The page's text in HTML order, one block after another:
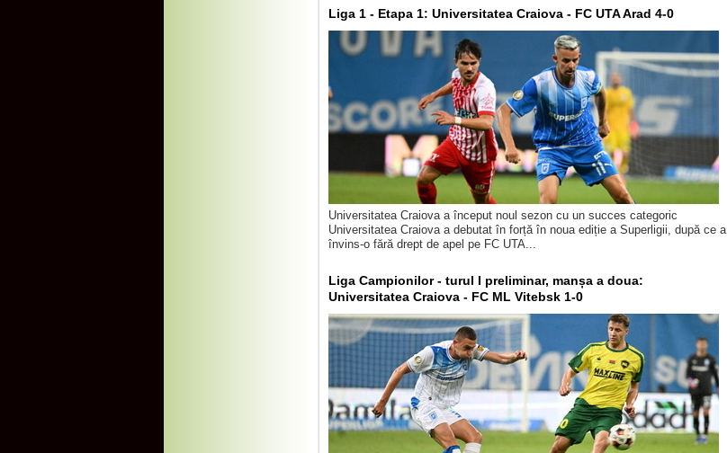
Liga 1 - Etapa 1: Universitatea Craiova - FC UTA Arad 4-0
Universitatea Craiova a început noul sezon cu un succes categoric
Universitatea Craiova a debutat în forță în noua ediție a Superligii, după ce a
învins-o fără drept de apel pe FC UTA...
Liga Campionilor - turul I preliminar, manșa a doua:
Universitatea Craiova - FC ML Vitebsk 1-0